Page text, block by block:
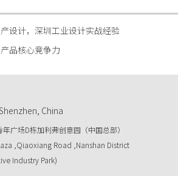
设计，深圳工业设计实战经验
品核心竞争力
China
广场D栋加利弗创意园（中国总部）
,Qiaoxiang Road ,Nanshan District
Industry Park)